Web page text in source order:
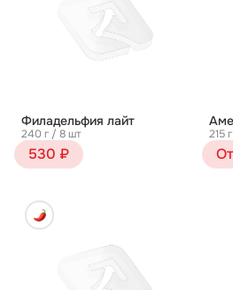
Филадельфия лайт
240 г / 8 шт
530 ₽
215